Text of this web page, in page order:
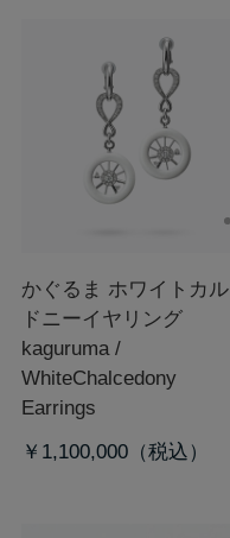
かぐるま ホワイトカ
ドニーイヤリング
kaguruma /
WhiteChalcedony
Earrings
￥1,100,000